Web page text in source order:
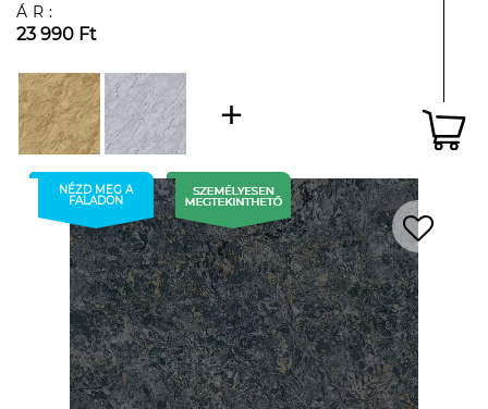
színben
ÁR:
23 990 Ft
NÉZD MEG A
FALADON